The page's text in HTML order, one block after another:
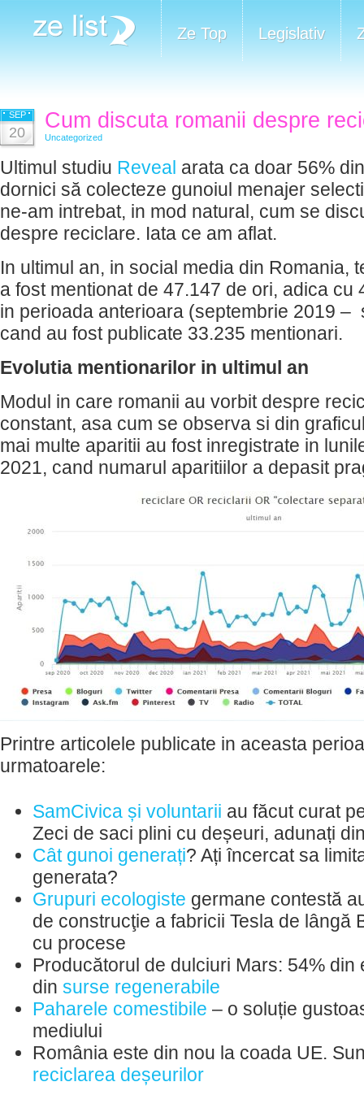
Ze Top Legislativ
SEP
20 Cum discuta romanii despre
Uncategorized
Ultimul studiu Reveal arata ca doar 56%
dornici să colecteze gunoiul menajer
ne-am intrebat, in mod natural, cum se
despre reciclare. Iata ce am aflat.
In ultimul an, in social media din Romania,
a fost mentionat de 47.147 de ori, adica cu
in perioada anterioara (septembrie 2019 –
cand au fost publicate 33.235 mentionari.
Evolutia mentionarilor in ultimul an
Modul in care romanii au vorbit despre
constant, asa cum se observa si din
mai multe aparitii au fost inregistrate in
2021, cand numarul aparitiilor a depasit
Printre articolele publicate in aceasta
urmatoarele:
SamCivica și voluntarii au făcut curat
Zeci de saci plini cu deșeuri, adunați
Cât gunoi generați? Ați încercat sa
generata?
Grupuri ecologiste germane contestă
de construcţie a fabricii Tesla de lângă
cu procese
Producătorul de dulciuri Mars: 54% din
din surse regenerabile
Paharele comestibile – o soluție
mediului
România este din nou la coada UE.
reciclarea deșeurilor